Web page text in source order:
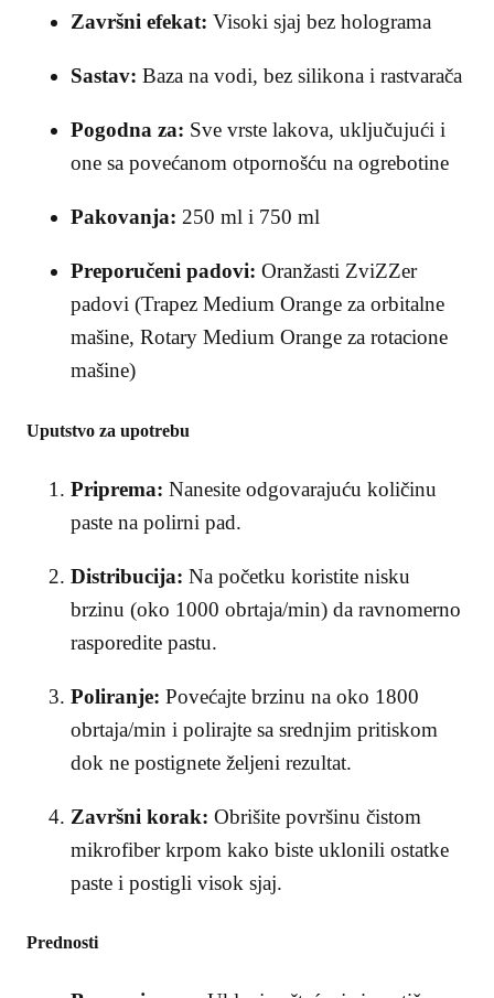
Završni efekat: Visoki sjaj bez holograma
Sastav: Baza na vodi, bez silikona i rastvarača
Pogodna za: Sve vrste lakova, uključujući i
one sa povećanom otpornošću na ogrebotine
Pakovanja: 250 ml i 750 ml
Preporučeni padovi: Oranžasti ZviZZer
padovi (Trapez Medium Orange za orbitalne
mašine, Rotary Medium Orange za rotacione
mašine)
Uputstvo za upotrebu
Priprema: Nanesite odgovarajuću količinu
paste na polirni pad.
Distribucija: Na početku koristite nisku
brzinu (oko 1000 obrtaja/min) da ravnomerno
rasporedite pastu.
Poliranje: Povećajte brzinu na oko 1800
obrtaja/min i polirajte sa srednjim pritiskom
dok ne postignete željeni rezultat.
Završni korak: Obrišite površinu čistom
mikrofiber krpom kako biste uklonili ostatke
paste i postigli visok sjaj.
Prednosti